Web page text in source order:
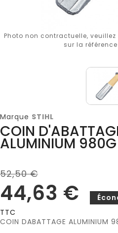
Photo non contractuelle,
sur la
Marque STIHL
COIN
ALUMINIUM 980G
52,50 €
44,63 €
TTC
COIN DABATTAGE ALUMINIUM